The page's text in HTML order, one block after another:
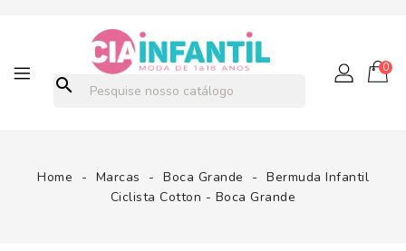
search
0
Home Marcas Boca Grande
Bermuda Infantil
Ciclista Cotton - Boca Grande